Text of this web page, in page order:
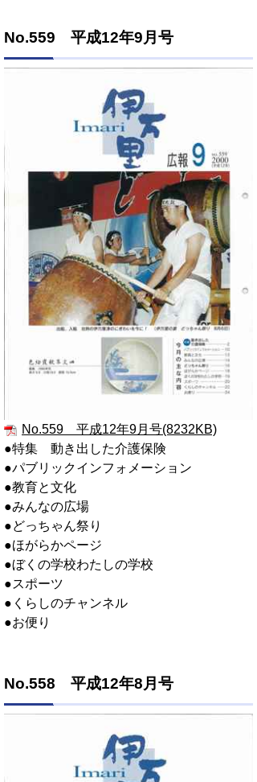
No.559 平成12年9月号
No.559 平成12年9月号(8232KB)
●特集 動き出した介護保険
●パブリックインフォメーション
●教育と文化
●みんなの広場
●どっちゃん祭り
●ほがらかページ
●ぼくの学校わたしの学校
●スポーツ
●くらしのチャンネル
●お便り
No.558 平成12年8月号